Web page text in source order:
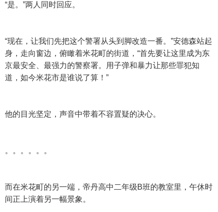
“是。”两人同时回应。
“现在，让我们先把这个警署从头到脚改造一番。”安德森站起
身，走向窗边，俯瞰着米花町的街道，“首先要让这里成为东
京最安全、最强力的警察署。用子弹和暴力让那些罪犯知
道，如今米花市是谁说了算！”
他的目光坚定，声音中带着不容置疑的决心。
。。。。。。
而在米花町的另一端，帝丹高中二年级B班的教室里，午休时
间正上演着另一幅景象。